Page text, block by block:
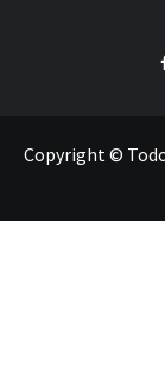
Copyright ©